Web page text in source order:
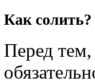
Как солить?
Перед